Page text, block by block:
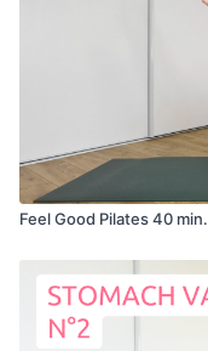
Feel Good Pilates 40 min.